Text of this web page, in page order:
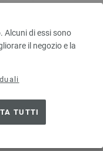
Alcuni di essi sono
il negozio e la
TUTTI
mis, 3,0/80cm
di spedizione